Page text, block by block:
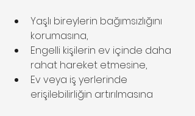
Yaşlı bireylerin bağımsızlığını
korumasına,
Engelli kişilerin ev içinde daha
rahat hareket etmesine,
Ev veya iş yerlerinde
erişilebilirliğin artırılmasına